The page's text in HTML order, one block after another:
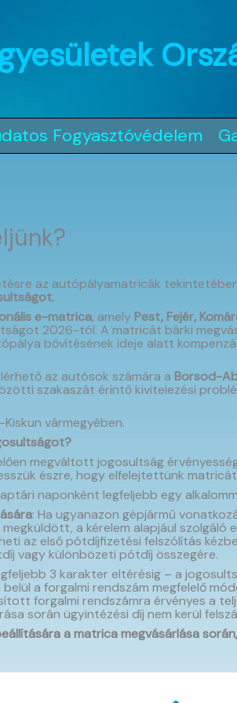
Fogyasztóvédelem
az autópályamatricák
e-matrica, amely Pest, Fejér,
2026-tól. A matricát bárki
bővítésének ideje alatt
az autósok számára a Borsod-
szakaszát érintő kivitelezési
vármegyében.
megváltott jogosultság
észre, hogy elfelejtettünk
naponként legfeljebb egy
: Ha ugyanazon gépjármű
a kérelem alapjául
az első pótdíjfizetési felszólítás
vagy különbözeti pótdíj összegére.
3 karakter eltérésig – a
a forgalmi rendszám megfelelő
forgalmi rendszámra érvényes a
során ügyintézési díj nem kerül
a matrica megvásárlása